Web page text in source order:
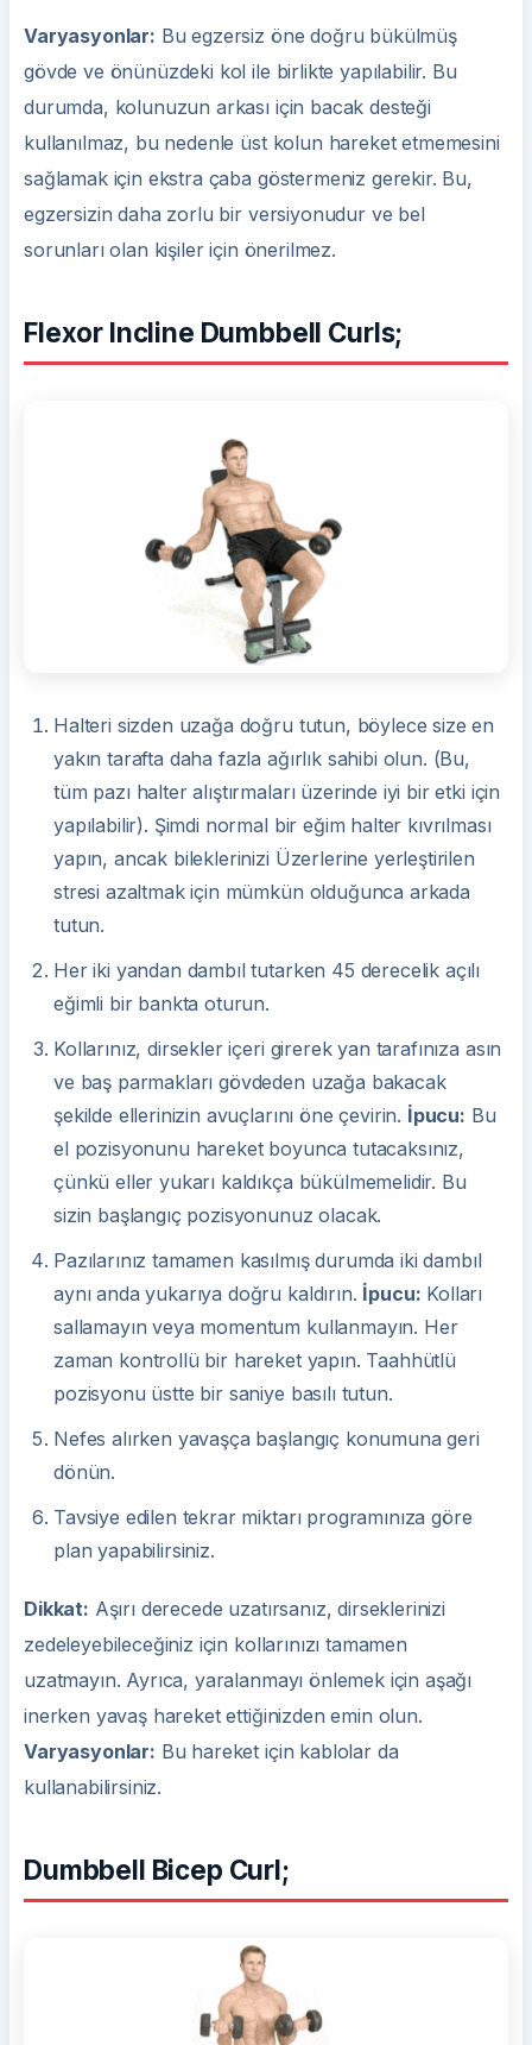
Varyasyonlar: Bu egzersiz öne doğru bükülmüş
gövde ve önünüzdeki kol ile birlikte yapılabilir. Bu
durumda, kolunuzun arkası için bacak desteği
kullanılmaz, bu nedenle üst kolun hareket etmemesini
sağlamak için ekstra çaba göstermeniz gerekir. Bu,
egzersizin daha zorlu bir versiyonudur ve bel
sorunları olan kişiler için önerilmez.
Flexor Incline Dumbbell Curls;
Halteri sizden uzağa doğru tutun, böylece size en
yakın tarafta daha fazla ağırlık sahibi olun. (Bu,
tüm pazı halter alıştırmaları üzerinde iyi bir etki için
yapılabilir). Şimdi normal bir eğim halter kıvrılması
yapın, ancak bileklerinizi Üzerlerine yerleştirilen
stresi azaltmak için mümkün olduğunca arkada
tutun.
Her iki yandan dambıl tutarken 45 derecelik açılı
eğimli bir bankta oturun.
Kollarınız, dirsekler içeri girerek yan tarafınıza asın
ve baş parmakları gövdeden uzağa bakacak
şekilde ellerinizin avuçlarını öne çevirin. İpucu: Bu
el pozisyonunu hareket boyunca tutacaksınız,
çünkü eller yukarı kaldıkça bükülmemelidir. Bu
sizin başlangıç ​​pozisyonunuz olacak.
Pazılarınız tamamen kasılmış durumda iki dambıl
aynı anda yukarıya doğru kaldırın. İpucu: Kolları
sallamayın veya momentum kullanmayın. Her
zaman kontrollü bir hareket yapın. Taahhütlü
pozisyonu üstte bir saniye basılı tutun.
Nefes alırken yavaşça başlangıç ​​konumuna geri
dönün.
Tavsiye edilen tekrar miktarı programınıza göre
plan yapabilirsiniz.
Dikkat: Aşırı derecede uzatırsanız, dirseklerinizi
zedeleyebileceğiniz için kollarınızı tamamen
uzatmayın. Ayrıca, yaralanmayı önlemek için aşağı
inerken yavaş hareket ettiğinizden emin olun.
Varyasyonlar: Bu hareket için kablolar da
kullanabilirsiniz.
Dumbbell Bicep Curl;